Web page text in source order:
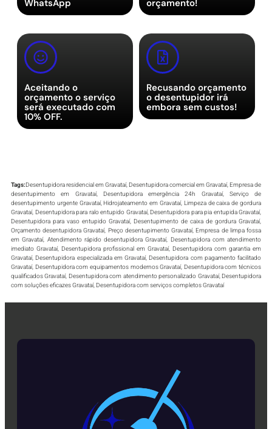
WhatsApp
orçamento!
Aceitando o
orçamento o serviço
será executado com
10% OFF.
Recusando orçamento
o desentupidor irá
embora sem custos!
Tags:Desentupidora residencial em Gravataí, Desentupidora comercial em Gravataí, Empresa de
desentupimento em Gravataí, Desentupidora emergência 24h Gravataí, Serviço de
desentupimento urgente Gravataí, Hidrojateamento em Gravataí, Limpeza de caixa de gordura
Gravataí, Desentupidora para ralo entupido Gravataí, Desentupidora para pia entupida Gravataí,
Desentupidora para vaso entupido Gravataí, Desentupimento de caixa de gordura Gravataí,
Orçamento desentupidora Gravataí, Preço desentupimento Gravataí, Empresa de limpa fossa
em Gravataí, Atendimento rápido desentupidora Gravataí, Desentupidora com atendimento
imediato Gravataí, Desentupidora profissional em Gravataí, Desentupidora com garantia em
Gravataí, Desentupidora especializada em Gravataí, Desentupidora com pagamento facilitado
Gravataí, Desentupidora com equipamentos modernos Gravataí, Desentupidora com técnicos
qualificados Gravataí, Desentupidora com atendimento personalizado Gravataí, Desentupidora
com soluções eficazes Gravataí, Desentupidora com serviços completos Gravataí